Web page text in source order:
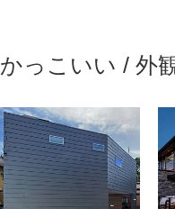
かっこいい / 外